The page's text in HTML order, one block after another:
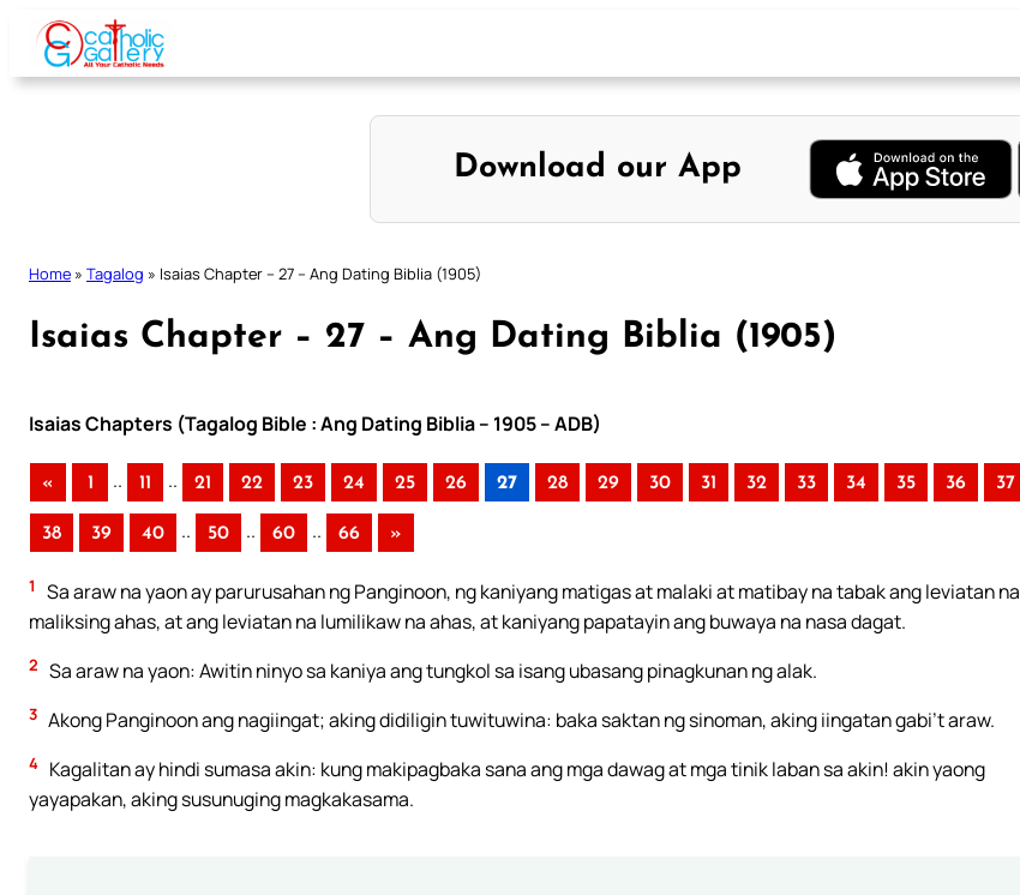
Skip
content
Download our App
Home » Tagalog » Isaias Chapter – 27 – Ang Dating Biblia (1905)
Isaias Chapter – 27 – Ang Dating Biblia (1905)
Isaias Chapters (Tagalog Bible : Ang Dating Biblia – 1905 – ADB)
« 1 .. 11 .. 21 22 23 24 25 26 27 28 29 30 31 32 33 34 35 36 37
38 39 40 .. 50 .. 60 .. 66 »
1
Sa araw na yaon ay parurusahan ng Panginoon, ng kaniyang matigas at malaki at matibay na tabak ang leviatan na
maliksing ahas, at ang leviatan na lumilikaw na ahas, at kaniyang papatayin ang buwaya na nasa dagat.
2 Sa araw na yaon: Awitin ninyo sa kaniya ang tungkol sa isang ubasang pinagkunan ng alak.
3 Akong Panginoon ang nagiingat; aking didiligin tuwituwina: baka saktan ng sinoman, aking iingatan gabi’t araw.
4 Kagalitan ay hindi sumasa akin: kung makipagbaka sana ang mga dawag at mga tinik laban sa akin! akin yaong
yayapakan, aking susunuging magkakasama.